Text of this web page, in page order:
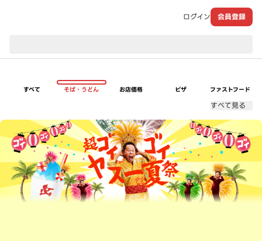
ログイン 会員登録
すべて そば・うどん お店価格 ピザ ファストフード
すべて見る
超ゴイゴイヤスー夏祭